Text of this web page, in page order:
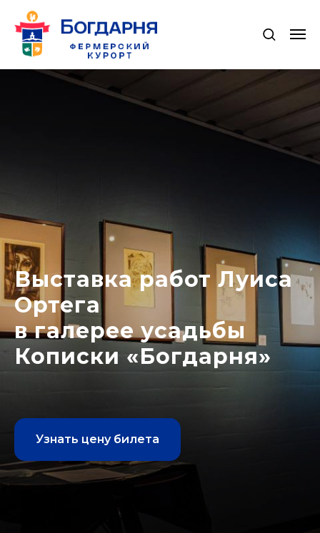
Выставка работ Луиса
Ортега
в галерее усадьбы
Кописки «Богдарня»
Узнать цену билета